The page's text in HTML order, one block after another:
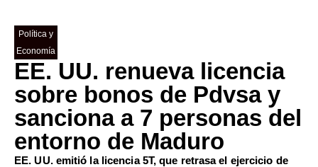
Política y
Economía
EE. UU. renueva licencia
sobre bonos de Pdvsa y
sanciona a 7 personas del
entorno de Maduro
EE. UU. emitió la licencia 5T, que retrasa el ejercicio de